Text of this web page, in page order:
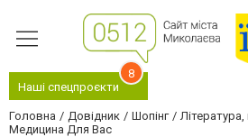
Наші спецпроєкти
8
Головна Довідник Шопінг
Медицина Для Вас